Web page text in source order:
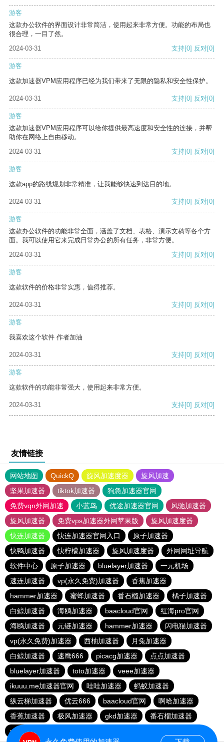
游客
这款办公软件的界面设计非常简洁，使用起来非常方便。功能的布局也
很合理，一目了然。
2024-03-31
支持[0] 反对[0]
游客
这款加速器VPM应用程序已经为我们带来了无限的隐私和安全性保护。
2024-03-31 支持[0] 反对[0]
游客
这款加速器VPM应用程序可以给你提供最高速度和安全性的连接，并帮
助你在网络上自由移动。
2024-03-31
支持[0] 反对[0]
游客
这款app的路线规划非常精准，让我能够快速到达目的地。
2024-03-31 支持[0] 反对[0]
游客
这款办公软件的功能非常全面，涵盖了文档、表格、演示文稿等各个方
面。我可以使用它来完成日常办公的所有任务，非常方便。
2024-03-31
支持[0] 反对[0]
游客
这款软件的价格非常实惠，值得推荐。
2024-03-31 支持[0] 反对[0]
游客
我喜欢这个软件 作者加油
2024-03-31 支持[0] 反对[0]
游客
这款软件的功能非常强大，使用起来非常方便。
2024-03-31 支持[0] 反对[0]
友情链接
网站地图 QuickQ 旋风加速度器
旋风加速
坚果加速器
tiktok加速器
狗急加速器官网
免费vqn外网加速
小蓝鸟 优途加速器官网
风驰加速器
旋风加速器
免费vps加速器外网苹果版
旋风加速度器
快连加速器
快连加速器官网入口
原子加速器
快鸭加速器
快柠檬加速器 旋风加速度器
外网网址导航
软件中心
原子加速器 bluelayer加速器
一元机场
速连加速器
vp(永久免费)加速器
香蕉加速器
hammer加速器
蜜蜂加速器 番石榴加速器
橘子加速器
白鲸加速器
海鸥加速器 baacloud官网
红海pro官网
海鸥加速器
元链加速器 hammer加速器
闪电猫加速器
vp(永久免费)加速器
西柚加速器
月兔加速器
白鲸加速器
速鹰666 picacg加速器
点点加速器
bluelayer加速器
toto加速器
veee加速器
ikuuu.me加速器官网
哇哇加速器
蚂蚁加速器
纵云梯加速器
优云666 baacloud官网
啊哈加速器
香蕉加速器
极风加速器 gkd加速器
番石榴加速器
pigcha加速器